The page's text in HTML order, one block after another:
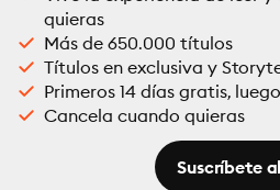
quieras
Más de 650.000 títulos
Títulos en exclusiva y
Primeros 14 días gratis,
Cancela cuando quieras
Suscríbete